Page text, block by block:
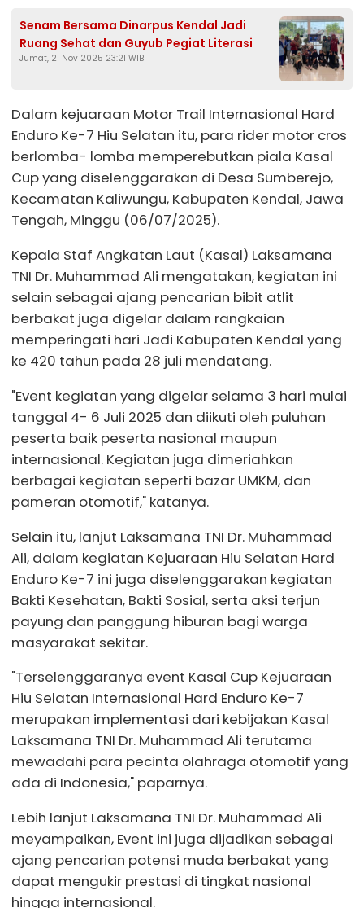
Senam Bersama Dinarpus Kendal Jadi
Ruang Sehat dan Guyub Pegiat Literasi
Jumat, 21 Nov 2025 23:21 WIB
Dalam kejuaraan Motor Trail Internasional Hard
Enduro Ke-7 Hiu Selatan itu, para rider motor cros
berlomba- lomba memperebutkan piala Kasal
Cup yang diselenggarakan di Desa Sumberejo,
Kecamatan Kaliwungu, Kabupaten Kendal, Jawa
Tengah, Minggu (06/07/2025).
Kepala Staf Angkatan Laut (Kasal) Laksamana
TNI Dr. Muhammad Ali mengatakan, kegiatan ini
selain sebagai ajang pencarian bibit atlit
berbakat juga digelar dalam rangkaian
memperingati hari Jadi Kabupaten Kendal yang
ke 420 tahun pada 28 juli mendatang.
"Event kegiatan yang digelar selama 3 hari mulai
tanggal 4- 6 Juli 2025 dan diikuti oleh puluhan
peserta baik peserta nasional maupun
internasional. Kegiatan juga dimeriahkan
berbagai kegiatan seperti bazar UMKM, dan
pameran otomotif," katanya.
Selain itu, lanjut Laksamana TNI Dr. Muhammad
Ali, dalam kegiatan Kejuaraan Hiu Selatan Hard
Enduro Ke-7 ini juga diselenggarakan kegiatan
Bakti Kesehatan, Bakti Sosial, serta aksi terjun
payung dan panggung hiburan bagi warga
masyarakat sekitar.
"Terselenggaranya event Kasal Cup Kejuaraan
Hiu Selatan Internasional Hard Enduro Ke-7
merupakan implementasi dari kebijakan Kasal
Laksamana TNI Dr. Muhammad Ali terutama
mewadahi para pecinta olahraga otomotif yang
ada di Indonesia," paparnya.
Lebih lanjut Laksamana TNI Dr. Muhammad Ali
meyampaikan, Event ini juga dijadikan sebagai
ajang pencarian potensi muda berbakat yang
dapat mengukir prestasi di tingkat nasional
hingga internasional.